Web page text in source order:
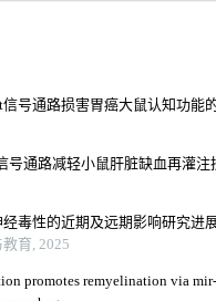
号通路损害胃癌大鼠认知功能
号通路减轻小鼠肝脏缺血再灌注
毒性的近期及远期影响研究进
育, 2025
promotes remyelination via